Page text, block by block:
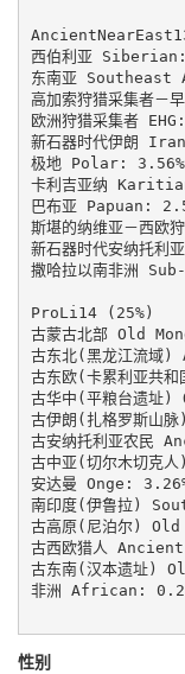
西伯利亚
东南亚 Southeast
高加索狩猎采集者－
欧洲狩猎采集者
新石器时代伊朗
极地 Polar: 3.56%
卡利吉亚纳
巴布亚 Papuan:
斯堪的纳维亚－西欧
新石器时代安纳
撒哈拉以南非洲
ProLi14 (25%)
古蒙古北部 Old
古东北(黑龙江流
古东欧(卡累利亚
古华中(平粮台遗
古伊朗(扎格罗斯
古安纳托利亚农
古中亚(切尔木切克
安达曼 Onge:
南印度(伊鲁拉)
古高原(尼泊尔)
古西欧猎人
古东南(汉本遗址)
非洲 African:
性别